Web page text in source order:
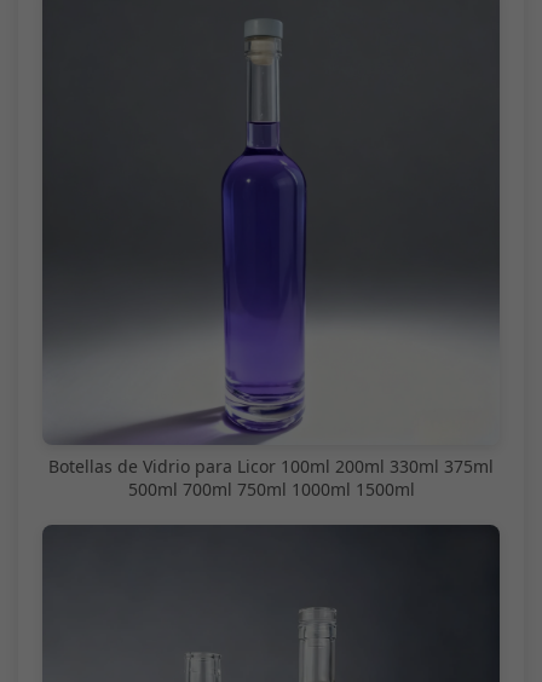
Botellas de Vidrio para Licor 100ml 200ml 330ml 375ml
500ml 700ml 750ml 1000ml 1500ml